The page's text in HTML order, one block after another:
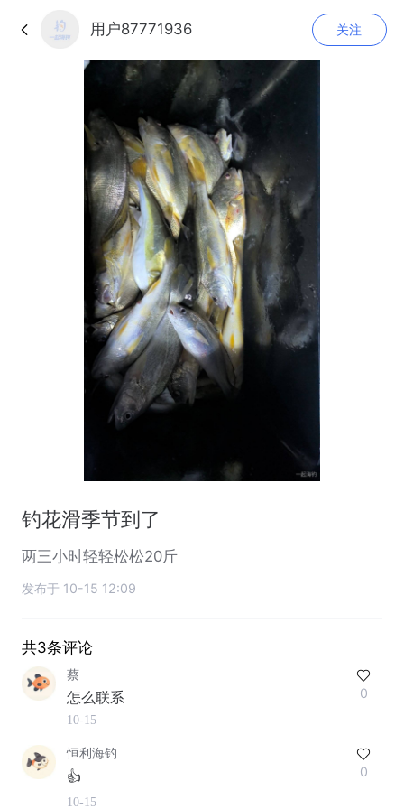
用户87771936 关注
钓花滑季节到了
两三小时轻轻松松20斤
发布于 10-15 12:09
共3条评论
蔡
怎么联系
10-15
0
恒利海钓
👍
10-15
0